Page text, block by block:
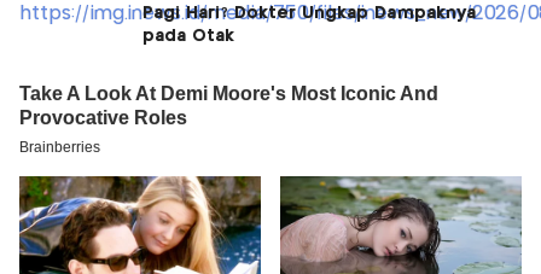
Pagi Hari? Dokter Ungkap Dampaknya
pada Otak